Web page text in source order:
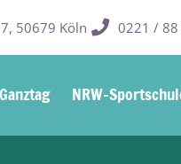
50679 Köln 0221 / 88
Ganztag NRW-